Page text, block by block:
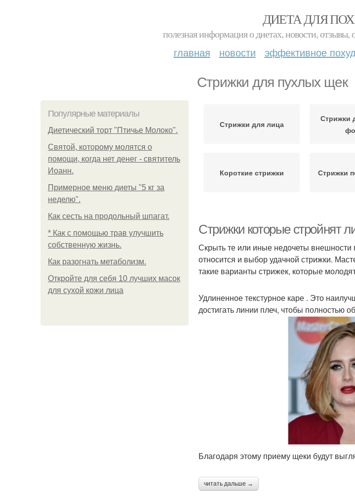
ДИЕТА ДЛЯ
полезная информация о диетах, новости,
главная новости эффективное
Стрижки для пухлых щек
Популярные материалы
Диетический торт "Птичье Молоко".
Святой, которому молятся о
помощи, когда нет денег - святитель
Иоанн.
Примерное меню диеты "5 кг за
неделю".
Как сесть на продольный шпагат.
* Как с помощью трав улучшить
собственную жизнь.
Как разогнать метаболизм.
Откройте для себя 10 лучших масок
для сухой кожи лица
Стрижки для лица
Стрижки
Короткие стрижки Стрижки
Стрижки которые стройнят
Скрыть те или иные недочеты
относится и выбор удачной стрижки.
такие варианты стрижек, которые
Удлиненное текстурное каре . Это
достигать линии плеч, чтобы полностью
Благодаря этому приему щеки будут
читать дальше →